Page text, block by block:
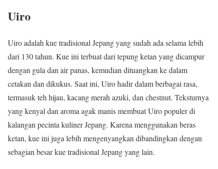
Uiro
Uiro adalah kue tradisional Jepang yang sudah ada selama lebih
dari 130 tahun. Kue ini terbuat dari tepung ketan yang dicampur
dengan gula dan air panas, kemudian dituangkan ke dalam
cetakan dan dikukus. Saat ini, Uiro hadir dalam berbagai rasa,
termasuk teh hijau, kacang merah azuki, dan chestnut. Teksturnya
yang kenyal dan aroma agak manis membuat Uiro populer di
kalangan pecinta kuliner Jepang. Karena menggunakan beras
ketan, kue ini juga lebih mengenyangkan dibandingkan dengan
sebagian besar kue tradisional Jepang yang lain.